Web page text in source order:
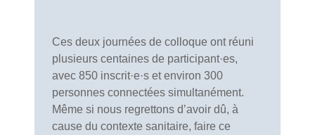
Ces deux journées de colloque ont réuni
plusieurs centaines de participant·es,
avec 850 inscrit·e·s et environ 300
personnes connectées simultanément.
Même si nous regrettons d’avoir dû, à
cause du contexte sanitaire, faire ce